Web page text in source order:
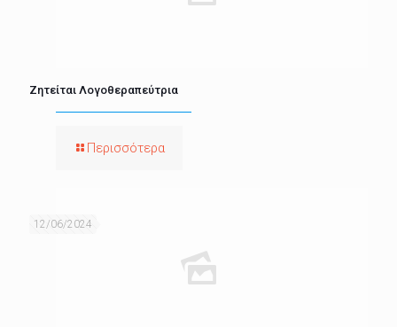
Ζητείται Λογοθεραπεύτρια
Περισσότερα
12/06/2024